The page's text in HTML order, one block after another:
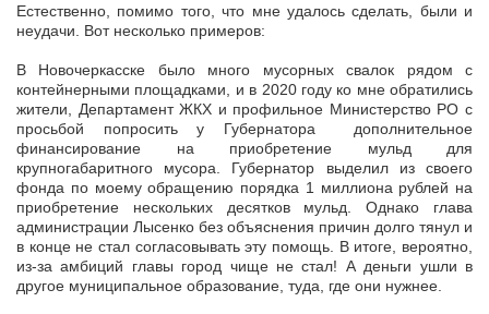
Естественно, помимо того, что мне удалось сделать, были и
неудачи. Вот несколько примеров:
В Новочеркасске было много мусорных свалок рядом с
контейнерными площадками, и в 2020 году ко мне обратились
жители, Департамент ЖКХ и профильное Министерство РО с
просьбой попросить у Губернатора дополнительное
финансирование на приобретение мульд для
крупногабаритного мусора. Губернатор выделил из своего
фонда по моему обращению порядка 1 миллиона рублей на
приобретение нескольких десятков мульд. Однако глава
администрации Лысенко без объяснения причин долго тянул и
в конце не стал согласовывать эту помощь. В итоге, вероятно,
из-за амбиций главы город чище не стал! А деньги ушли в
другое муниципальное образование, туда, где они нужнее.